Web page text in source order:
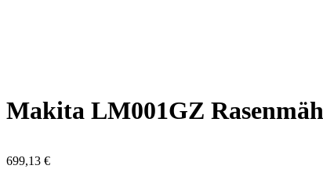
Makita LM001GZ
699,13 €